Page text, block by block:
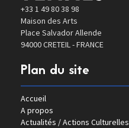
+33 1 49 80 38 98
Maison des Arts
Place Salvador Allende
94000 CRETEIL - FRANCE
Plan du site
Accueil
A propos
Actualités / Actions Culturelles